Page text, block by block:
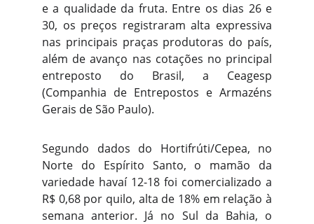
e a qualidade da fruta. Entre os dias 26 e
30, os preços registraram alta expressiva
nas principais praças produtoras do país,
além de avanço nas cotações no principal
entreposto do Brasil, a Ceagesp
(Companhia de Entrepostos e Armazéns
Gerais de São Paulo).
Segundo dados do Hortifrúti/Cepea, no
Norte do Espírito Santo, o mamão da
variedade havaí 12-18 foi comercializado a
R$ 0,68 por quilo, alta de 18% em relação à
semana anterior. Já no Sul da Bahia, o